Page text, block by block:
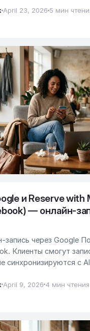
April 23, 2026 5 мин
и Reserve with
— онлайн-
запись через Google
Клиенты смогут
синхронизируются с
April 9, 2026 4 мин чтения